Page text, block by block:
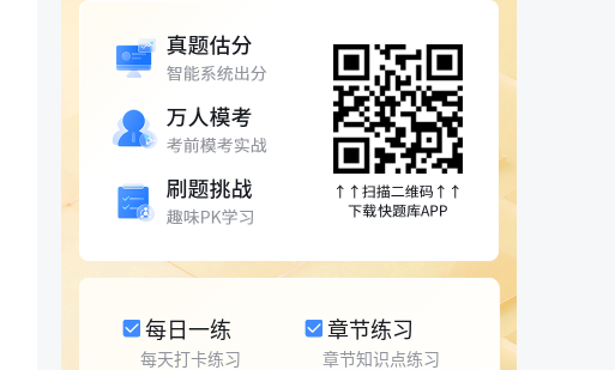
每日一练
每天打卡练习
章节练习
章节知识点练习